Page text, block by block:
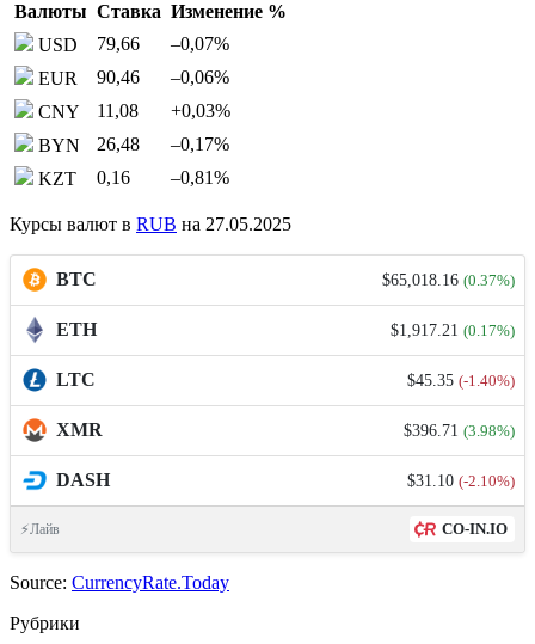
Валюты Ставка Изменение %
USD
79,66 –0,07%
EUR
90,46 –0,06%
CNY
11,08 +0,03%
BYN
26,48 –0,17%
KZT
0,16 –0,81%
Курсы валют в RUB на 27.05.2025
BTC $65,018.16 (0.37%)
ETH $1,917.21 (0.17%)
LTC $45.35 (-1.40%)
XMR $396.71 (3.98%)
DASH $31.10 (-2.10%)
⚡Лайв CO-IN.IO
Source: CurrencyRate.Today
Рубрики